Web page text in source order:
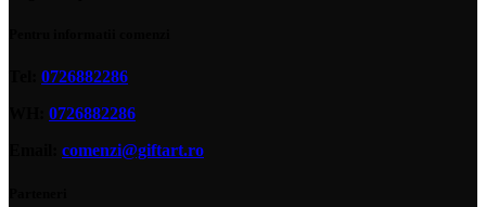
0726882286
0726882286
comenzi@giftart.ro